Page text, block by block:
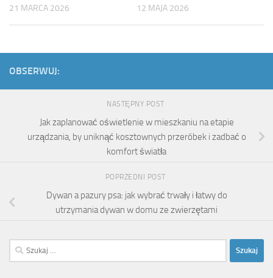
21 MARCA 2026 12 MAJA 2026
OBSERWUJ:
NASTĘPNY POST
Jak zaplanować oświetlenie w mieszkaniu na etapie
urządzania, by uniknąć kosztownych przeróbek i zadbać o
komfort światła
POPRZEDNI POST
Dywan a pazury psa: jak wybrać trwały i łatwy do
utrzymania dywan w domu ze zwierzętami
Szukaj: